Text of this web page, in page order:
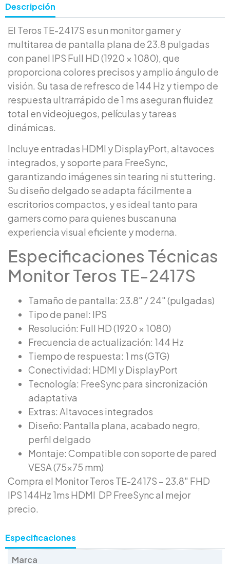
Descripción
El Teros TE-2417S es un monitor gamer y
multitarea de pantalla plana de 23.8 pulgadas
con panel IPS Full HD (1920 × 1080), que
proporciona colores precisos y amplio ángulo de
visión. Su tasa de refresco de 144 Hz y tiempo de
respuesta ultrarrápido de 1 ms aseguran fluidez
total en videojuegos, películas y tareas
dinámicas.
Incluye entradas HDMI y DisplayPort, altavoces
integrados, y soporte para FreeSync,
garantizando imágenes sin tearing ni stuttering.
Su diseño delgado se adapta fácilmente a
escritorios compactos, y es ideal tanto para
gamers como para quienes buscan una
experiencia visual eficiente y moderna.
Especificaciones Técnicas
Monitor Teros TE-2417S
Tamaño de pantalla: 23.8″ / 24″ (pulgadas)
Tipo de panel: IPS
Resolución: Full HD (1920 × 1080)
Frecuencia de actualización: 144 Hz
Tiempo de respuesta: 1 ms (GTG)
Conectividad: HDMI y DisplayPort
Tecnología: FreeSync para sincronización
adaptativa
Extras: Altavoces integrados
Diseño: Pantalla plana, acabado negro,
perfil delgado
Montaje: Compatible con soporte de pared
VESA (75×75 mm)
Compra el Monitor Teros TE-2417S – 23.8″ FHD
IPS 144Hz 1ms HDMI DP FreeSync al mejor
precio.
Especificaciones
Marca